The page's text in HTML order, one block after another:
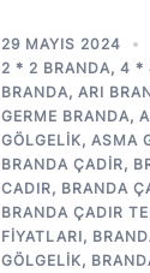
29 MAYIS 2024
2 * 2 BRANDA, 4 *
BRANDA, ARI
GERME BRANDA,
GÖLGELIK, ASMA
BRANDA ÇADIR,
CADIR, BRANDA
BRANDA ÇADIR
FIYATLARI,
GÖLGELIK,